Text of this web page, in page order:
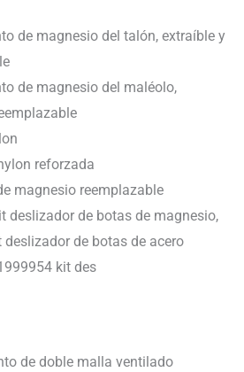
de magnesio del talón, extraíble y
de magnesio del maléolo,
reforzada
magnesio reemplazable
deslizador de botas de magnesio,
deslizador de botas de acero
kit des
de doble malla ventilado